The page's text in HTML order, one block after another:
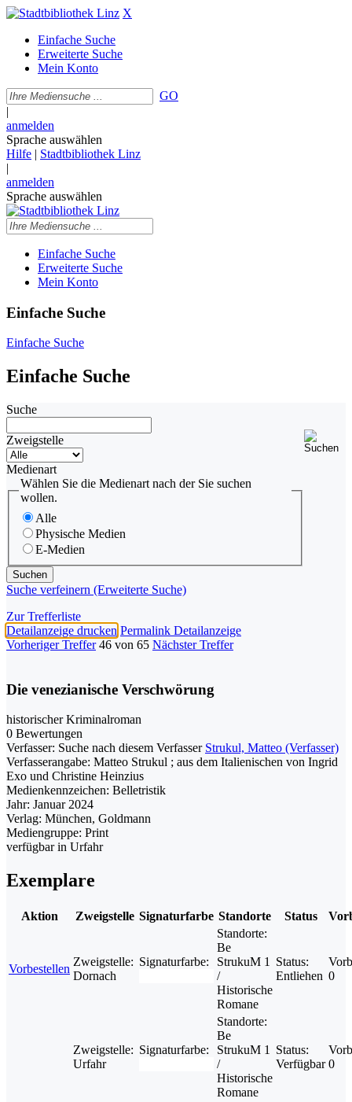
X
Einfache Suche
Erweiterte Suche
Mein Konto
GO
|
anmelden
Sprache auswählen
Hilfe | Stadtbibliothek Linz
|
anmelden
Sprache auswählen
Einfache Suche
Erweiterte Suche
Mein Konto
Einfache Suche
Einfache Suche
Einfache Suche
Suche
Zweigstelle
Medienart
Wählen Sie die Medienart nach der Sie suchen
wollen.
Alle
Physische Medien
E-Medien
Suche verfeinern (Erweiterte Suche)
Zur Trefferliste
Detailanzeige drucken Permalink Detailanzeige
Vorheriger Treffer 46 von 65 Nächster Treffer
Die venezianische Verschwörung
historischer Kriminalroman
0 Bewertungen
Verfasser: Suche nach diesem Verfasser Strukul, Matteo (Verfasser)
Verfasserangabe: Matteo Strukul ; aus dem Italienischen von Ingrid
Exo und Christine Heinzius
Medienkennzeichen: Belletristik
Jahr: Januar 2024
Verlag: München, Goldmann
Mediengruppe: Print
verfügbar in Urfahr
Exemplare
Aktion Zweigstelle Signaturfarbe Standorte Status
Vorbestellen
Zweigstelle:
Dornach
Signaturfarbe:
Standorte:
Be
StrukuM 1
/
Historische
Romane
Status:
Entliehen 0
Zweigstelle:
Urfahr
Signaturfarbe:
Standorte:
Be
StrukuM 1
/
Historische
Romane
Status:
Verfügbar 0